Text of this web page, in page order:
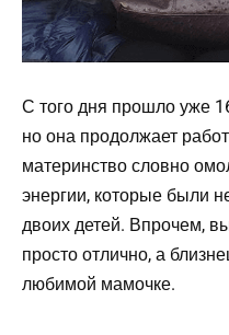
С того дня прошло уже
но она продолжает
материнство словно
энергии, которые были
двоих детей. Впрочем,
просто отлично, а
любимой мамочке.